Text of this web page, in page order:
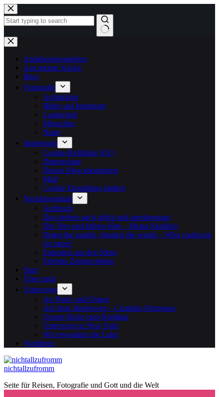
Zum
Inhalt
springen
Keine
Ergebnisse
Andalusienrundreise
Aus meiner Küche
Blog
Fotografie
Architektur
Bilder auf Instagram
Landschaft
Menschen
Natur
Impressum
Cookie-Richtlinie (EU)
Datenschutz
Diesen Blog abonnieren
Mail
Cookie Einstellung ändern
Nachkriegskind
Aufbruch
Das streben nach glück und anerkennung
Die 50er und frühen 60er – Meine Kindheit
Doing the garden, digging the weeds – Who could ask
for more?
Episoden aus den 50ern
Erlebtes Zeitgeschehen
Start
Über mich
Unterwegs
An Nord- und Ostsee
Auf dem Jakobsweg – Caminho Portugues
Unsere Reise zum Nordkap
Unterwegs in New York
Wir erwandern die Lahn
Vorfahren
nichtallzufromm
Seite für Reisen, Fotografie und Gott und die Welt